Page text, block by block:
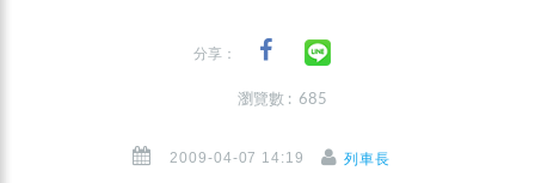
分享：
瀏覽數 : 685
2009-04-07 14:19 列車長